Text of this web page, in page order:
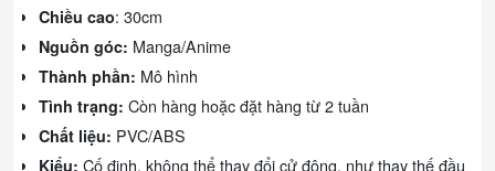
Chiều cao: 30cm
Nguồn góc: Manga/Anime
Thành phần: Mô hình
Tình trạng: Còn hàng hoặc đặt hàng từ 2 tuần
Chất liệu: PVC/ABS
Kiểu: Cố định, không thể thay đổi cử động, như thay thế đầu